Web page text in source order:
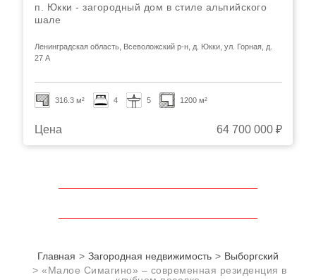
п. Юкки - загородный дом в стиле альпийского
шале
Ленинградская область, Всеволожский р-н, д. Юкки, ул. Горная, д.
27 А
316.3 м² 4 5 1200 м²
Цена 64 700 000 ₽
Главная Загородная недвижимость
Выборгский
«Малое Симагино» – современная резиденция в